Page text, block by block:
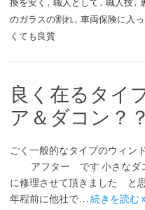
換を安く , 職人として , 職人技,
のガラスの割れ, 車両保険に入
くても良質
良く在るタイ
ア＆ダコン？
ごく一般的なタイプのウィ
アフター です 小さなダコ
に修理させて頂きました と
年程前に他社で… 続きを読む